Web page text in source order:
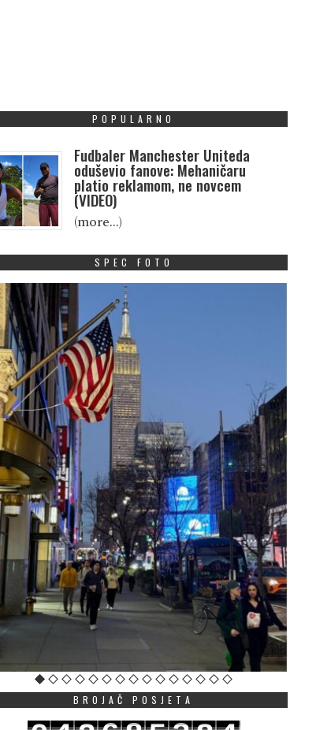
POPULARNO
Fudbaler Manchester Uniteda
oduševio fanove: Mehaničaru
platio reklamom, ne novcem
(VIDEO)
(more…)
SPEC FOTO
BROJAČ POSJETA